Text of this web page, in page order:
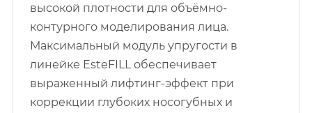
высокой плотности для объёмно-
контурного моделирования лица.
Максимальный модуль упругости в
линейке EsteFILL обеспечивает
выраженный лифтинг-эффект при
коррекции глубоких носогубных и